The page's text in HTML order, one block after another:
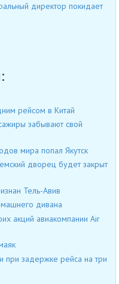
директор покидает
рейсом в Китай
забывают свой
мира попал Якутск
дворец будет закрыт
Тель-Авив
дивана
акций авиакомпании Air
при задержке рейса на три